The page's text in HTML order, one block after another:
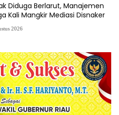
Diduga Berlarut, Manajemen
Kali Mangkir Mediasi Disnaker
2026